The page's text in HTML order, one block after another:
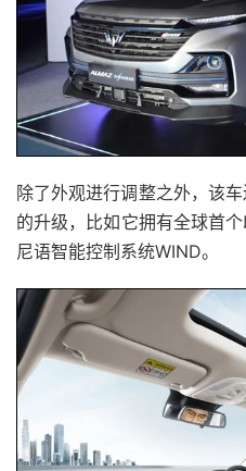
除了外观进行调整之外，该
的升级，比如它拥有全球首
尼语智能控制系统WIND。